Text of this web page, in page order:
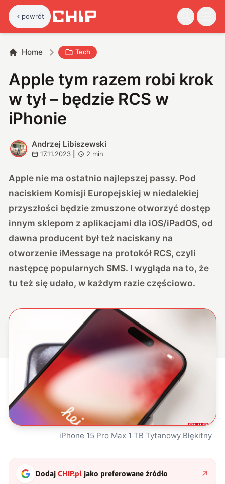
powrót
Home Tech
Apple tym razem robi krok
w tył – będzie RCS w
iPhonie
A
Andrzej Libiszewski
17.11.2023 2 min
Apple nie ma ostatnio najlepszej passy. Pod
naciskiem Komisji Europejskiej w niedalekiej
przyszłości będzie zmuszone otworzyć dostęp
innym sklepom z aplikacjami dla iOS/iPadOS, od
dawna producent był też naciskany na
otworzenie iMessage na protokół RCS, czyli
następcę popularnych SMS. I wygląda na to, że
tu też się udało, w każdym razie częściowo.
iPhone 15 Pro Max 1 TB Tytanowy Błękitny
DodajCHIP.pl jako preferowane źródło